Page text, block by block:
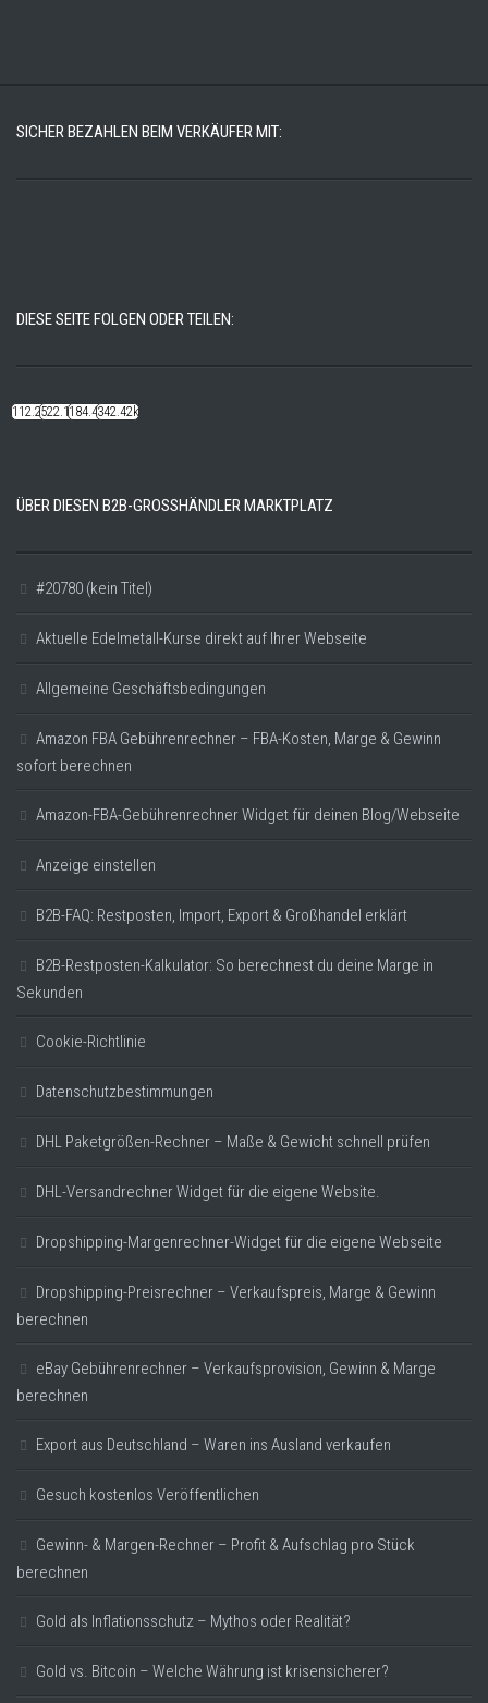
SICHER BEZAHLEN BEIM VERKÄUFER MIT:
DIESE SEITE FOLGEN ODER TEILEN:
112.22k522.14k184.48k342.42k
ÜBER DIESEN B2B-GROSSHÄNDLER MARKTPLATZ
#20780 (kein Titel)
Aktuelle Edelmetall-Kurse direkt auf Ihrer Webseite
Allgemeine Geschäftsbedingungen
Amazon FBA Gebührenrechner – FBA-Kosten, Marge & Gewinn
sofort berechnen
Amazon-FBA-Gebührenrechner Widget für deinen Blog/Webseite
Anzeige einstellen
B2B-FAQ: Restposten, Import, Export & Großhandel erklärt
B2B-Restposten-Kalkulator: So berechnest du deine Marge in
Sekunden
Cookie-Richtlinie
Datenschutzbestimmungen
DHL Paketgrößen-Rechner – Maße & Gewicht schnell prüfen
DHL-Versandrechner Widget für die eigene Website.
Dropshipping-Margenrechner-Widget für die eigene Webseite
Dropshipping-Preisrechner – Verkaufspreis, Marge & Gewinn
berechnen
eBay Gebührenrechner – Verkaufsprovision, Gewinn & Marge
berechnen
Export aus Deutschland – Waren ins Ausland verkaufen
Gesuch kostenlos Veröffentlichen
Gewinn- & Margen-Rechner – Profit & Aufschlag pro Stück
berechnen
Gold als Inflationsschutz – Mythos oder Realität?
Gold vs. Bitcoin – Welche Währung ist krisensicherer?